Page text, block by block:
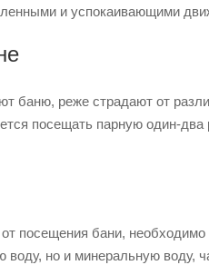
и успокаивающими
баню, реже страдают от
посещать парную один-
посещения бани,
воду, но и минеральную